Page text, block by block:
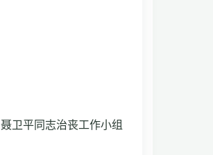
聂卫平同志治丧工作小组